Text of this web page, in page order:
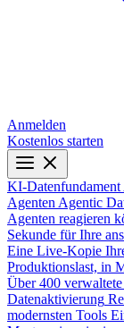
Anmelden
Kostenlos starten
KI-Datenfundament
Agenten Agentic
Agenten reagieren
Sekunde für Ihre
Eine Live-Kopie
Produktionslast, in
Über 400
Datenaktivierung
modernsten Tools